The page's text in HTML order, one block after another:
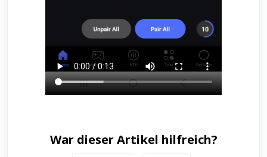
War dieser Artikel hilfreich?